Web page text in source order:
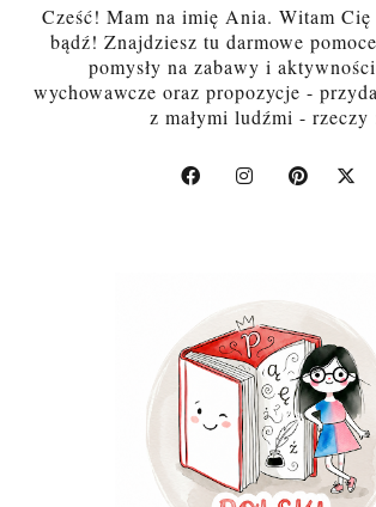
Cześć! Mam na imię Ania. Witam
bądź! Znajdziesz tu darmowe
pomysły na zabawy i
wychowawcze oraz propozycje -
z małymi ludźmi - rzeczy